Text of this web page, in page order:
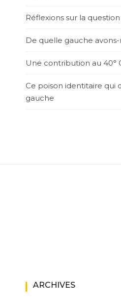
Réflexions sur la question
De quelle gauche
Une contribution au 40°
Ce poison identitaire qui
gauche
ARCHIVES